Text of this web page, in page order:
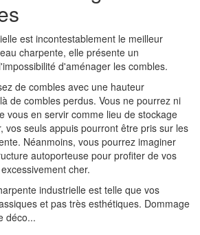
est incontestablement le meilleur
charpente, elle présente un
d'aménager les combles.
de combles avec une hauteur
de combles perdus. Vous ne pourrez ni
vous en servir comme lieu de stockage
vos seuls appuis pourront être pris sur les
Néanmoins, vous pourrez imaginer
autoporteuse pour profiter de vos
cher.
industrielle est telle que vos
et pas très esthétiques. Dommage
déco...